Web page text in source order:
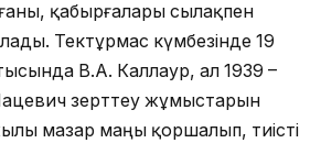
қабырғалары сылақпен
Тектұрмас күмбезінде 19
В.А. Каллаур, ал 1939 –
зерттеу жұмыстарын
мазар маңы қоршалып, тиісті